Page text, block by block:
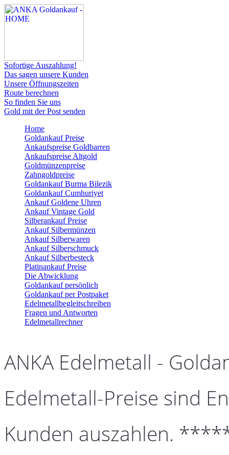
Sofortige Auszahlung!
Das sagen unsere Kunden
Unsere Öffnungszeiten
Route berechnen
So finden Sie uns
Gold mit der Post senden
Home
Goldankauf Preise
Ankaufspreise Goldbarren
Ankaufspreise Altgold
Goldmünzenpreise
Zahngoldpreise
Goldankauf Burma Bilezik
Goldankauf Cumhuriyet
Ankauf Goldene Uhren
Ankauf Vintage Gold
Silberankauf Preise
Ankauf Silbermünzen
Ankauf Silberwaren
Ankauf Silberschmuck
Ankauf Silberbesteck
Platinankauf Preise
Die Abwicklung
Goldankauf persönlich
Goldankauf per Postpaket
Edelmetallbegleitschreiben
Fragen und Antworten
Edelmetallrechner
ANKA Edelmetall -
Edelmetall-Preise sind
Kunden auszahlen.